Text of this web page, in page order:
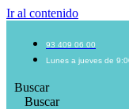
Ir al contenido
93 409 06 00
Lunes a jueves de
Buscar
Buscar